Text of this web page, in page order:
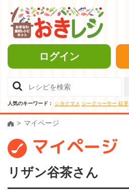
ログイン
人気のキーワード： シカクマメ シークヮーサー 紅芋
マイページ
マイページ
リザン谷茶さん